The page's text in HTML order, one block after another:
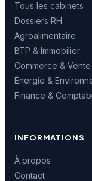
Tous les cabinets
Dossiers RH
Agroalimentaire
BTP & Immobilier
Commerce & Vente
Énergie &
Finance &
INFORMATIONS
À propos
Contact